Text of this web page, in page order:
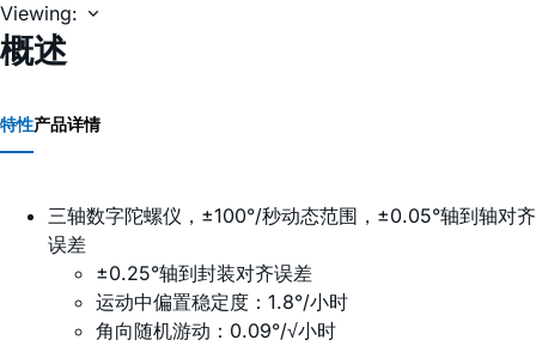
Viewing:
概述
特性产品详情
三轴数字陀螺仪，±100°/秒动态范围，±0.05°轴到轴对齐
误差
±0.25°轴到封装对齐误差
运动中偏置稳定度：1.8°/小时
角向随机游动：0.09°/√小时